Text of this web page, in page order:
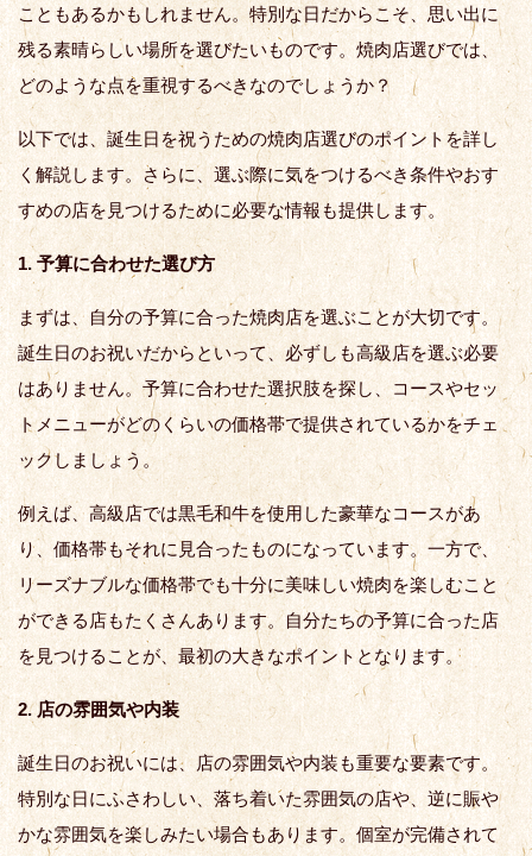
こともあるかもしれません。特別な日だからこそ、思い出に
残る素晴らしい場所を選びたいものです。焼肉店選びでは、
どのような点を重視するべきなのでしょうか？
以下では、誕生日を祝うための焼肉店選びのポイントを詳し
く解説します。さらに、選ぶ際に気をつけるべき条件やおす
すめの店を見つけるために必要な情報も提供します。
1. 予算に合わせた選び方
まずは、自分の予算に合った焼肉店を選ぶことが大切です。
誕生日のお祝いだからといって、必ずしも高級店を選ぶ必要
はありません。予算に合わせた選択肢を探し、コースやセッ
トメニューがどのくらいの価格帯で提供されているかをチェ
ックしましょう。
例えば、高級店では黒毛和牛を使用した豪華なコースがあ
り、価格帯もそれに見合ったものになっています。一方で、
リーズナブルな価格帯でも十分に美味しい焼肉を楽しむこと
ができる店もたくさんあります。自分たちの予算に合った店
を見つけることが、最初の大きなポイントとなります。
2. 店の雰囲気や内装
誕生日のお祝いには、店の雰囲気や内装も重要な要素です。
特別な日にふさわしい、落ち着いた雰囲気の店や、逆に賑や
かな雰囲気を楽しみたい場合もあります。個室が完備されて